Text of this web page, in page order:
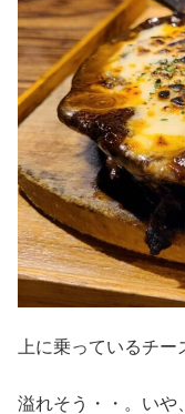
上に乗っているチー
溢れそう・・。いや